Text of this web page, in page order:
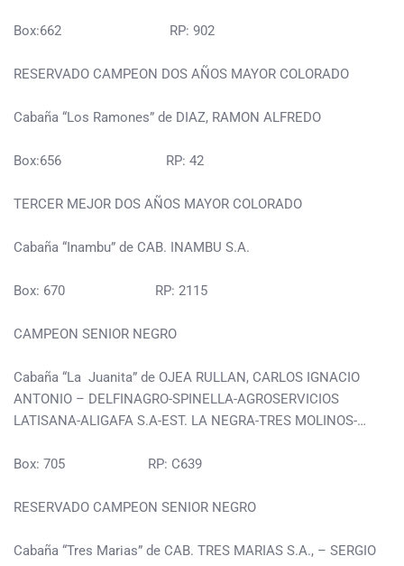
Box:662 RP: 902
RESERVADO CAMPEON DOS AÑOS MAYOR COLORADO
Cabaña “Los Ramones” de DIAZ, RAMON ALFREDO
Box:656 RP: 42
TERCER MEJOR DOS AÑOS MAYOR COLORADO
Cabaña “Inambu” de CAB. INAMBU S.A.
Box: 670 RP: 2115
CAMPEON SENIOR NEGRO
Cabaña “La Juanita” de OJEA RULLAN, CARLOS IGNACIO
ANTONIO – DELFINAGRO-SPINELLA-AGROSERVICIOS
LATISANA-ALIGAFA S.A-EST. LA NEGRA-TRES MOLINOS-…
Box: 705 RP: C639
RESERVADO CAMPEON SENIOR NEGRO
Cabaña “Tres Marias” de CAB. TRES MARIAS S.A., – SERGIO